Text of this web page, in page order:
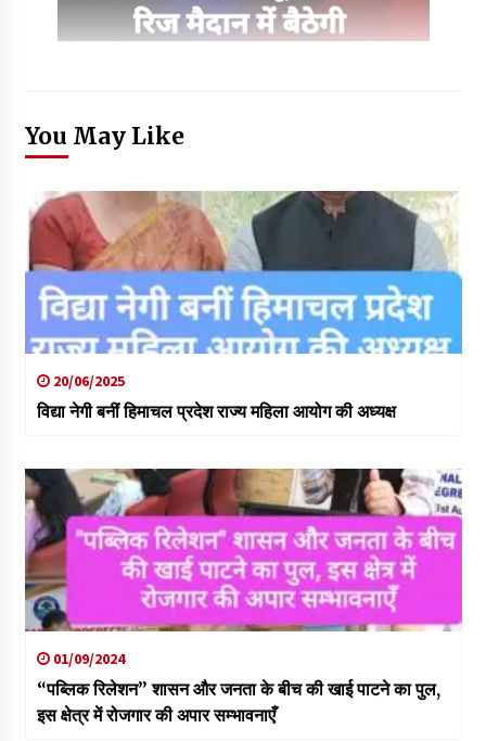
You May Like
20/06/2025
विद्या नेगी बनीं हिमाचल प्रदेश राज्य महिला आयोग की अध्यक्ष
01/09/2024
“पब्लिक रिलेशन” शासन और जनता के बीच की खाई पाटने का पुल,
इस क्षेत्र में रोजगार की अपार सम्भावनाएँ